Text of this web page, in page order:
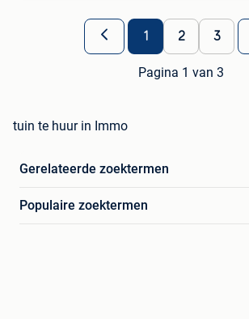
1 2 3
Pagina 1 van 3
tuin te huur in Immo
Gerelateerde zoektermen
Populaire zoektermen